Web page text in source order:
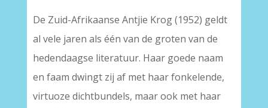
De Zuid-Afrikaanse Antjie Krog (1952) geldt
al vele jaren als één van de groten van de
hedendaagse literatuur. Haar goede naam
en faam dwingt zij af met haar fonkelende,
virtuoze dichtbundels, maar ook met haar